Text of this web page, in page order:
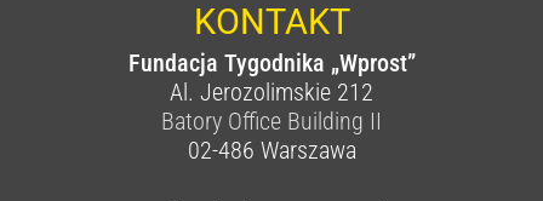
KONTAKT
Fundacja Tygodnika „Wprost”
Al. Jerozolimskie 212
Batory Office Building II
02-486 Warszawa